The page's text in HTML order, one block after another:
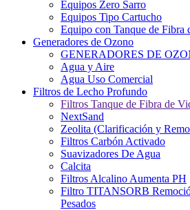
Equipos Zero Sarro
Equipos Tipo Cartucho
Equipo con Tanque de Fibra
Generadores de Ozono
GENERADORES DE
Agua y Aire
Agua Uso Comercial
Filtros de Lecho Profundo
Filtros Tanque de Fibra de
NextSand
Zeolita (Clarificación y
Filtros Carbón Activado
Suavizadores De Agua
Calcita
Filtros Alcalino Aumenta PH
Filtro TITANSORB
Pesados